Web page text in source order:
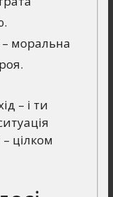
– моральна
– і ти
– цілком